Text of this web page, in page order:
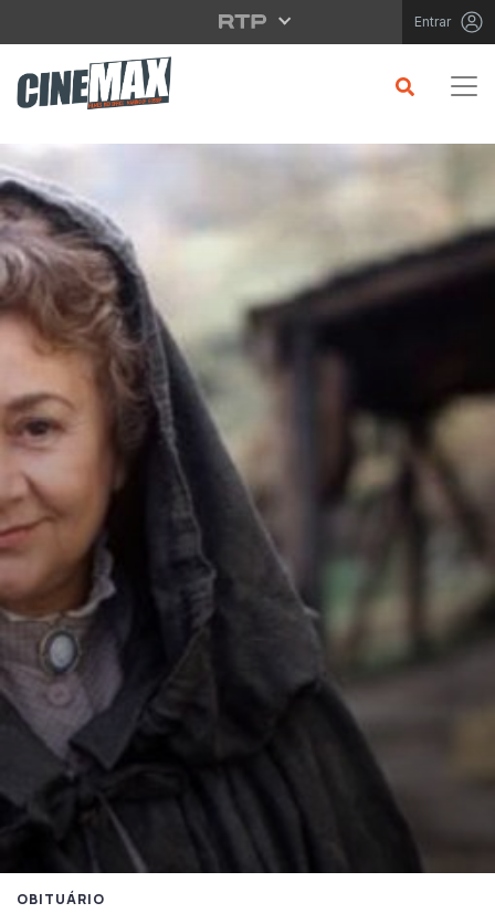
Saltar para o conteúdo principal Entrar
OBITUÁRIO